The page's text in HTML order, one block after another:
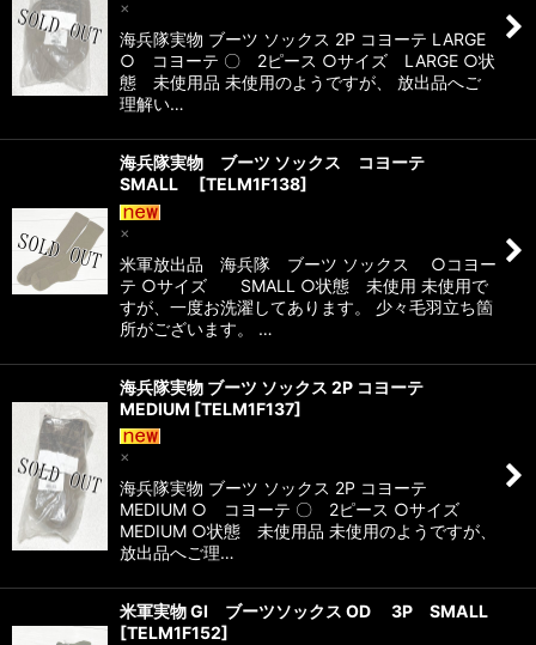
×
海兵隊実物 ブーツ ソックス 2P コヨーテ LARGE
○ コヨーテ 〇 2ピース ○サイズ LARGE ○状
態 未使用品 未使用のようですが、 放出品へご
理解い…
海兵隊実物 ブーツ ソックス コヨーテ
SMALL
[TELM1F138]
×
米軍放出品 海兵隊 ブーツ ソックス ○コヨー
テ ○サイズ SMALL ○状態 未使用 未使用で
すが、一度お洗濯してあります。 少々毛羽立ち箇
所がございます。 …
海兵隊実物 ブーツ ソックス 2P コヨーテ
MEDIUM [TELM1F137]
×
海兵隊実物 ブーツ ソックス 2P コヨーテ
MEDIUM ○ コヨーテ 〇 2ピース ○サイズ
MEDIUM ○状態 未使用品 未使用のようですが、
放出品へご理…
米軍実物 GI ブーツソックス OD 3P SMALL
[TELM1F152]